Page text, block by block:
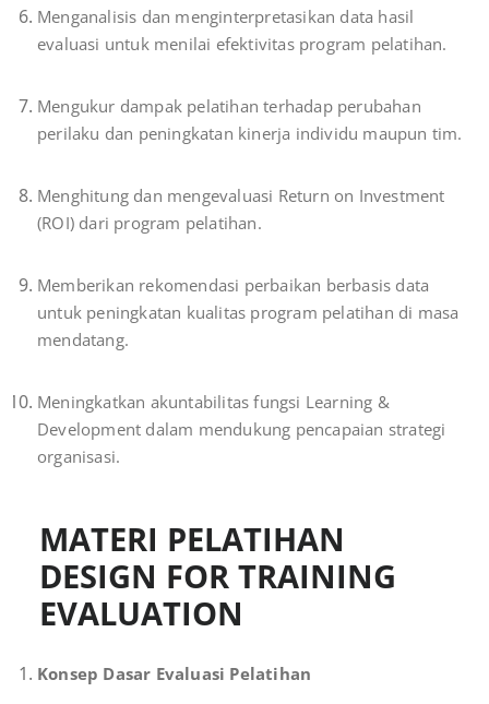
Menganalisis dan menginterpretasikan data hasil
evaluasi untuk menilai efektivitas program pelatihan.
Mengukur dampak pelatihan terhadap perubahan
perilaku dan peningkatan kinerja individu maupun tim.
Menghitung dan mengevaluasi Return on Investment
(ROI) dari program pelatihan.
Memberikan rekomendasi perbaikan berbasis data
untuk peningkatan kualitas program pelatihan di masa
mendatang.
Meningkatkan akuntabilitas fungsi Learning &
Development dalam mendukung pencapaian strategi
organisasi.
MATERI PELATIHAN
DESIGN FOR TRAINING
EVALUATION
Konsep Dasar Evaluasi Pelatihan